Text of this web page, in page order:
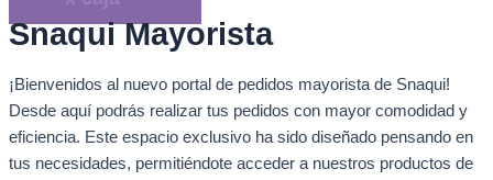
Snaqui Mayorista
¡Bienvenidos al nuevo portal de pedidos mayorista de Snaqui!
Desde aquí podrás realizar tus pedidos con mayor comodidad y
eficiencia. Este espacio exclusivo ha sido diseñado pensando en
tus necesidades, permitiéndote acceder a nuestros productos de